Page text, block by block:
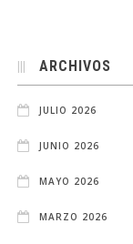
ARCHIVOS
JULIO 2026
JUNIO 2026
MAYO 2026
MARZO 2026